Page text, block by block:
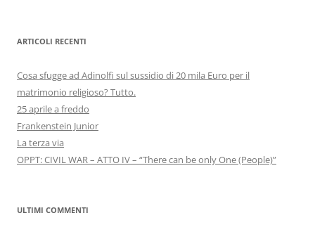
ARTICOLI RECENTI
Cosa sfugge ad Adinolfi sul sussidio di 20 mila Euro per il
matrimonio religioso? Tutto.
25 aprile a freddo
Frankenstein Junior
La terza via
OPPT: CIVIL WAR – ATTO IV – “There can be only One (People)”
ULTIMI COMMENTI